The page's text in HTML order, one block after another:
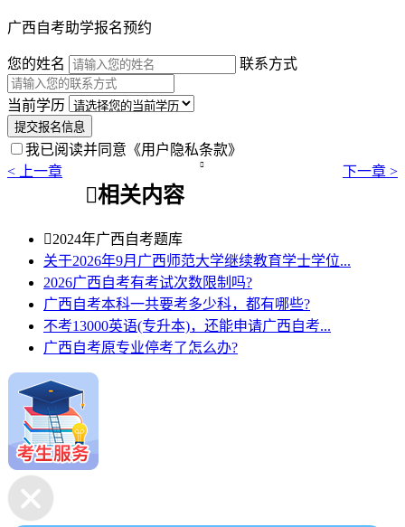
广西自考助学报名预约
您的姓名 联系方式
当前学历
提交报名信息
我已阅读并同意 《用户隐私条款》
< 上一章
 下一章 >
相关内容
2024年广西自考题库
关于2026年9月广西师范大学继续教育学士学位...
2026广西自考有考试次数限制吗?
广西自考本科一共要考多少科，都有哪些?
不考13000英语(专升本)，还能申请广西自考...
广西自考原专业停考了怎么办?